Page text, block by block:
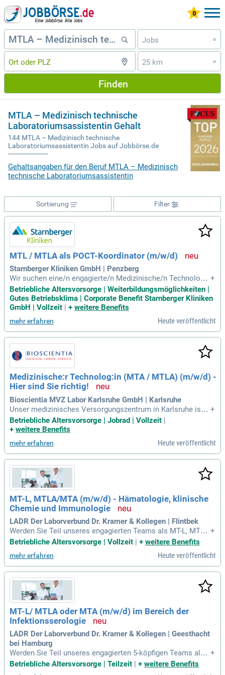
Jobs »
25 km »
Finden
MTLA – Medizinisch technische
Laboratoriumsassistentin Gehalt
144 MTLA – Medizinisch technische
Laboratoriumsassistentin Jobs auf Jobbörse.de
Gehaltsangaben für den Beruf MTLA – Medizinisch
technische Laboratoriumsassistentin
Filter
Sortierung
MTL / MTLA als POCT-Koordinator (m/w/d)
Starnberger Kliniken GmbH | Penzberg
Wir suchen eine/n engagierte/n Medizinische/n Technolog/i
n für Laboratoriumsanalytik (MTL/MTLA) mit abgeschlosse
ner Ausbildung und idealerweise mehrjähriger Berufserfahru
ng. Erfahrung im Bereich Point-of-Care-Testing (POCT) ist v
eise sowie ausgeprägte Kommunikations- und Schulungsko
mpetenz sind unerlässlich. Wir bieten eine verantwortungsv
olle Tätigkeit mit Gestaltungsspielraum und attraktiver Verg
ütung nach TVöD. Profitieren Sie von individuellen Fortbildu
ngsmöglichkeiten und einer betrieblichen Altersvorsorge. U
nser kollegiales Umfeld fördert interdisziplinäre Zusammen
arbeit und bietet zahlreiche Mitarbeitervorteile, darunter Die
nstrad-Leasing und Gesundheitsmanagement.
+
Betriebliche Altersvorsorge | Weiterbildungsmöglichkeiten |
Gutes Betriebsklima | Corporate Benefit Starnberger Kliniken
GmbH | Vollzeit
+ weitere Benefits
mehr erfahren Heute veröffentlicht
Medizinische:r Technolog:in (MTA / MTLA) (m/w/d) -
Hier sind Sie richtig!
Bioscientia MVZ Labor Karlsruhe GmbH | Karlsruhe
Unser medizinisches Versorgungszentrum in Karlsruhe ist a
uf Labordiagnostik und medizinische Analytik spezialisiert.
Wir bieten umfassende Dienstleistungen in klinischer Präan
Durch enge Zusammenarbeit mit Krankenhäusern und Arztp
raxen gewährleisten wir schnelle und zuverlässige Diagnose
n. Unser erfahrenes Team von 200 Fachkräften, darunter Ärz
t:innen und Biolog:innen, nutzt modernste Technologie. Dab
ei legen wir besonderen Wert auf höchste Qualitätsstandard
s sowie Kundenservice. Durch kontinuierliche Forschung un
d Entwicklung bleiben wir stets an der Spitze der medizinisc
hen Diagnostik in der Region.
+
Betriebliche Altersvorsorge | Jobrad | Vollzeit |
+ weitere Benefits
mehr erfahren Heute veröffentlicht
MT-L, MTLA/MTA (m/w/d) - Hämatologie, klinische
Chemie und Immunologie
LADR Der Laborverbund Dr. Kramer & Kollegen | Flintbek
Werden Sie Teil unseres engagierten Teams als MT-L, MTLA
oder MTA (m/w/d) in der Hämatologie, Klinischen Chemie u
nd Immunologie! In Vollzeit führen Sie präzise Labordiagno
sen durch und bedienen moderne Analyseautomaten. Ihre A
ufgaben umfassen die Dokumentation in der Labor-EDV so
wie die technische Validierung nach Plausibilitätsprüfung. Z
udem sind Sie aktiv im Qualitätsmanagement nach DIN EN I
SO 15189 eingebunden. Die Arbeitszeiten sind im flexiblen 2
-Schicht-System von Montag bis Freitag zwischen 09:00 und
21:00 Uhr. Voraussetzung ist eine abgeschlossene Ausbildu
ng als Medizinische/r Technologe/in oder eine vergleichbar
e Qualifikation.
+
Betriebliche Altersvorsorge | Vollzeit | + weitere Benefits
mehr erfahren Heute veröffentlicht
MT-L/ MTLA oder MTA (m/w/d) im Bereich der
Infektionsserologie
LADR Der Laborverbund Dr. Kramer & Kollegen | Geesthacht
bei Hamburg
Werden Sie Teil unseres engagierten 5-köpfigen Teams als
MT-L, MTLA oder MTA (m/w/d) in Voll- oder Teilzeit. Sie füh
+
Betriebliche Altersvorsorge | Teilzeit
+ weitere Benefits